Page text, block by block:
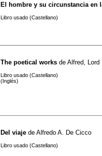
El hombre y su circunstancia en
Libro usado (Castellano)
The poetical works de Alfred, Lord
Libro usado (Castellano)
(Inglés)
Del viaje de Alfredo A. De Cicco
Libro usado (Castellano)